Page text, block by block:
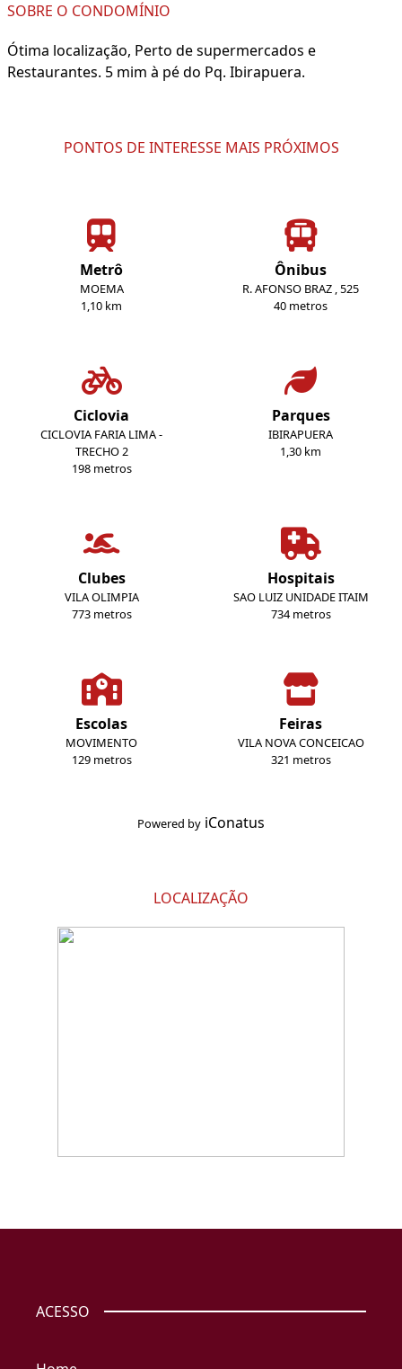
SOBRE O CONDOMÍNIO
Ótima localização, Perto de supermercados e
Restaurantes. 5 mim à pé do Pq. Ibirapuera.
PONTOS DE INTERESSE MAIS PRÓXIMOS
Metrô
MOEMA
1,10 km
Ônibus
R. AFONSO BRAZ , 525
40 metros
Ciclovia
CICLOVIA FARIA LIMA -
TRECHO 2
198 metros
Parques
IBIRAPUERA
1,30 km
Clubes
VILA OLIMPIA
773 metros
Hospitais
SAO LUIZ UNIDADE ITAIM
734 metros
Escolas
MOVIMENTO
129 metros
Feiras
VILA NOVA CONCEICAO
321 metros
Powered by iConatus
LOCALIZAÇÃO
ACESSO